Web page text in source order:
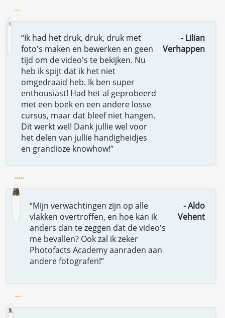
“Ik had het druk, druk, druk met
foto's maken en bewerken en geen
tijd om de video's te bekijken. Nu
heb ik spijt dat ik het niet
omgedraaid heb. Ik ben super
enthousiast! Had het al geprobeerd
met een boek en een andere losse
cursus, maar dat bleef niet hangen.
Dit werkt wel! Dank jullie wel voor
het delen van jullie handigheidjes
en grandioze knowhow!”
- Lilian
Verhappen
“Mijn verwachtingen zijn op alle
vlakken overtroffen, en hoe kan ik
anders dan te zeggen dat de video's
me bevallen? Ook zal ik zeker
Photofacts Academy aanraden aan
andere fotografen!”
- Aldo
Vehent